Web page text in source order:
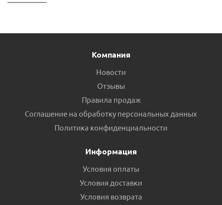
Есть в наличии (11)
Компания
Новости
Отзывы
Правила продаж
Соглашение на обработку персональных данных
Политика конфиденциальности
Информация
Условия оплаты
Условия доставки
Условия возврата